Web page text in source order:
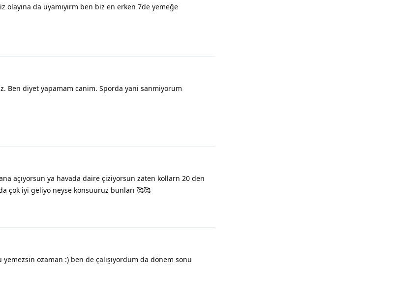
olayına da uyamıyırm ben biz en erken 7de yemeğe
Ben diyet yapamam canim. Sporda yani sanmiyorum
açıyorsun ya havada daire çiziyorsun zaten kollarn 20 den
çok iyi geliyo neyse konsuuruz bunları 🥰🥰
ozaman :) ben de çalışıyordum da dönem sonu